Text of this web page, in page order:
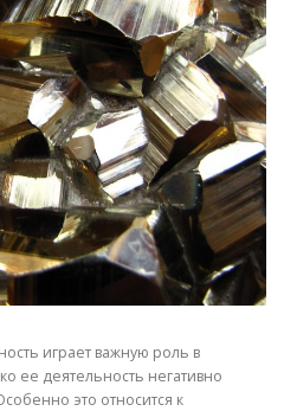
играет важную роль в
ее деятельность негативно
это относится к